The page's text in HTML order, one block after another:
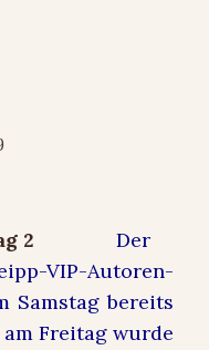
Der
VIP-Autoren-
Samstag bereits
Freitag wurde